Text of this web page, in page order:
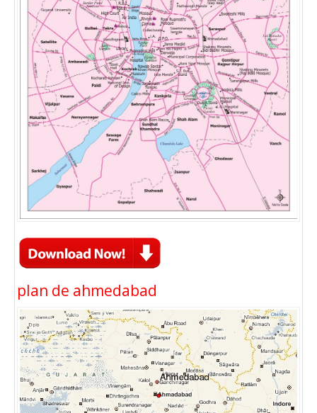
plan de ahmedabad